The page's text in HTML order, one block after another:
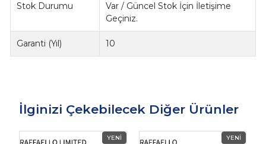
Stok Durumu
Var / Güncel Stok İçin İletişime
Geçiniz.
Garanti (Yıl) 10
İlginizi Çekebilecek Diğer Ürünler